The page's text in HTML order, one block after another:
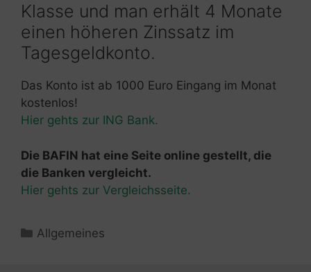
Klasse und man erhält 4 Monate
einen höheren Zinssatz im
Tagesgeldkonto.
Das Konto ist ab 1000 Euro Eingang im Monat
kostenlos!
Hier gehts zur ING Bank.
Die BAFIN hat eine Seite online gestellt, die
die Banken vergleicht.
Hier gehts zur Vergleichsseite.
Kategorien
Allgemeines